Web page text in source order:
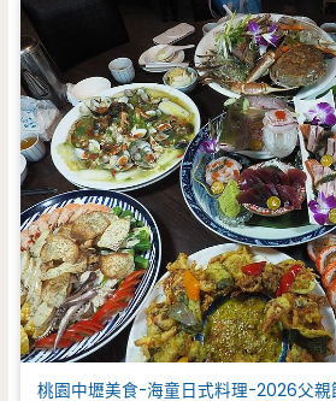
桃園中壢美食-海童日式料理-2026父親